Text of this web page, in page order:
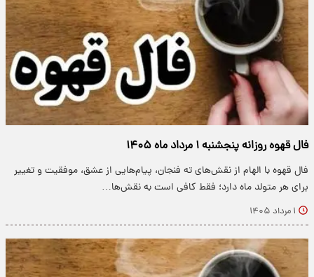
فال قهوه روزانه پنجشنبه ۱ مرداد ماه ۱۴۰۵
فال قهوه با الهام از نقش‌های ته فنجان، پیام‌هایی از عشق، موفقیت و تغییر
برای هر متولد ماه دارد؛ فقط کافی است به نقش‌ها…
۱ مرداد ۱۴۰۵